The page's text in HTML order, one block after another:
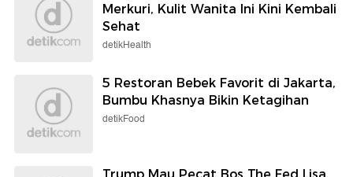
Merkuri, Kulit Wanita Ini Kini Kembali
Sehat
detikHealth
5 Restoran Bebek Favorit di Jakarta,
Bumbu Khasnya Bikin Ketagihan
detikFood
Trump Mau Pecat Bos The Fed Lisa